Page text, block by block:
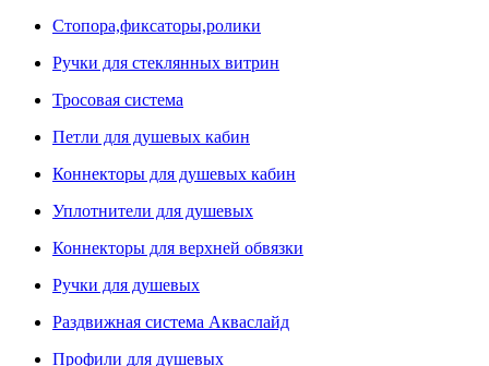
Стопора,фиксаторы,ролики
Ручки для стеклянных витрин
Тросовая система
Петли для душевых кабин
Коннекторы для душевых кабин
Уплотнители для душевых
Коннекторы для верхней обвязки
Ручки для душевых
Раздвижная система Акваслайд
Профили для душевых